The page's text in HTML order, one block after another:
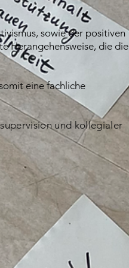
sowie der positiven
Herangehensweise, die die
eine fachliche
und kollegialer